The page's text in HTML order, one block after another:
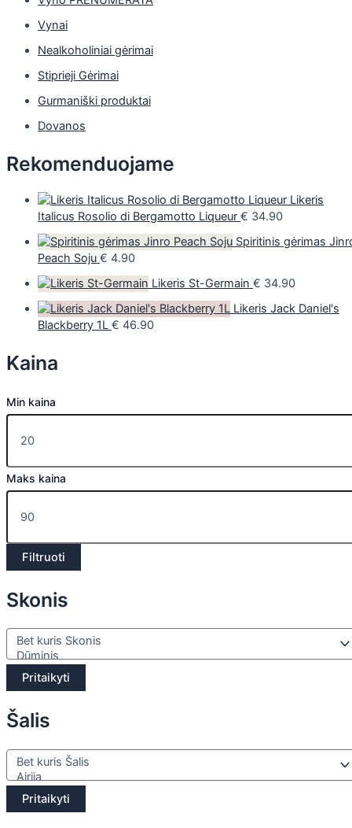
Vynai
Nealkoholiniai gėrimai
Stiprieji Gėrimai
Gurmaniški produktai
Dovanos
Rekomenduojame
Likeris
Italicus Rosolio di Bergamotto Liqueur € 34.90
Spiritinis gėrimas
Peach Soju € 4.90
Likeris St-Germain € 34.90
Likeris Jack Daniel's
Blackberry 1L € 46.90
Kaina
Min kaina
Maks kaina
Filtruoti
Skonis
Pritaikyti
Šalis
Pritaikyti